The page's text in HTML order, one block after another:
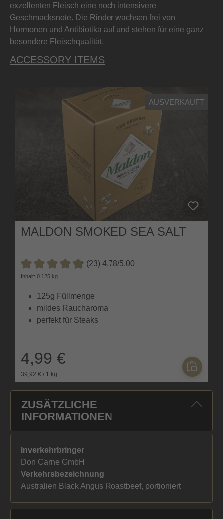
exzellenten Fleisch eine noch intensivere
Geschmacksnote. Die Rinder wachsen frei von
Hormonen und Antibiotika auf und stehen für eine ganz
besondere Fleischqualität.
ACCESSORY ITEMS
AUSVERKAUFT
MALDON SMOKED SEA SALT
Durchschnittliche Bewertung von 4.7 von 5 Sternen
(23) 4.78/5.00
Inhalt: 0.125 kg
125g Füllmenge
mildes Raucharoma
perfekt für Steaks
4,99 €
39,92 € / 1 kg
ZUSÄTZLICHE
INFORMATIONEN
Inverkehrbringer
Don Carne GmbH
Verkehrsbezeichnung
Australien Black Angus Roastbeef, portioniert